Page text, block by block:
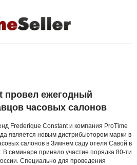
провел ежегодный
часовых салонов
Frederique Constant и компания ProTime
является новым дистрибьютором марки в
салонов в Зимнем саду отеля Савой в
В семинаре приняло участие порядка 80-ти
Специально для проведения